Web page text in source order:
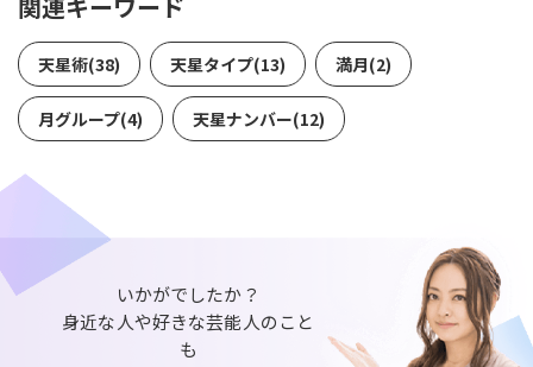
天星術(38) 天星タイプ(13) 満月(2)
月グループ(4) 天星ナンバー(12)
いかがでしたか？
身近な人や好きな芸能人のこと
も